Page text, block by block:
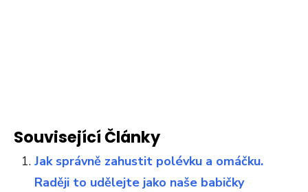
Související Články
Jak správně zahustit polévku a omáčku.
Raději to udělejte jako naše babičky